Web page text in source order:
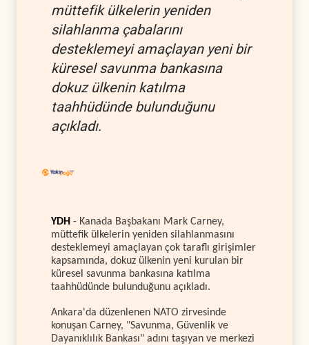
müttefik ülkelerin yeniden
silahlanma çabalarını
desteklemeyi amaçlayan yeni bir
küresel savunma bankasına
dokuz ülkenin katılma
taahhüdünde bulunduğunu
açıkladı.
YDH - Kanada Başbakanı Mark Carney,
müttefik ülkelerin yeniden silahlanmasını
desteklemeyi amaçlayan çok taraflı girişimler
kapsamında, dokuz ülkenin yeni kurulan bir
küresel savunma bankasına katılma
taahhüdünde bulunduğunu açıkladı.
Ankara'da düzenlenen NATO zirvesinde
konuşan Carney, "Savunma, Güvenlik ve
Dayanıklılık Bankası" adını taşıyan ve merkezi